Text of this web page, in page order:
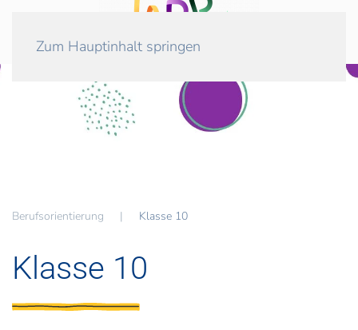
Zum Hauptinhalt springen
Berufsorientierung Klasse 10
Klasse 10